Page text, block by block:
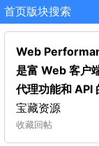
首页版块搜索
Web
是富 Web 客户
代理功能和 API
宝藏资源
收藏回帖